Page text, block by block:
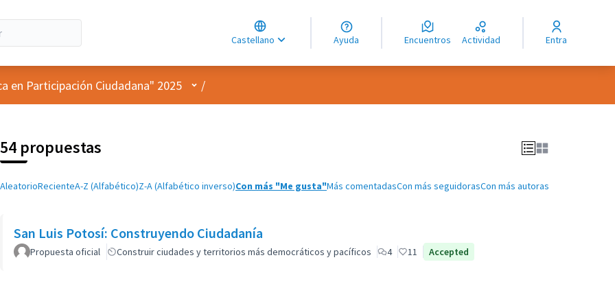
Castellano
Choose language
Choisir la langue
Elegir el idioma
Ayuda Encuentros Actividad Entra
en Participación Ciudadana" 2025 Menú de usuario
/
54 propuestas
AleatorioRecienteA-Z (Alfabético)Z-A (Alfabético inverso)Con más "Me gusta"Más comentadasCon más seguidorasCon más autoras
San Luis Potosí: Construyendo Ciudadanía
Propuesta oficial Construir ciudades y territorios más democráticos y pacíficos 4 11 Accepted